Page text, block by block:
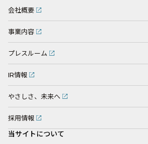
会社概要
事業内容
プレスルーム
IR情報
やさしさ、未来へ
採用情報
当サイトについて